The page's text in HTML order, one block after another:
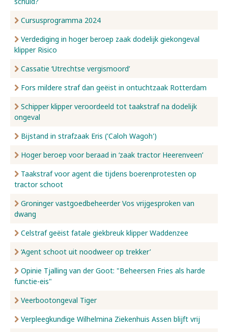
Cursusprogramma 2024
Verdediging in hoger beroep zaak dodelijk giekongeval
klipper Risico
Cassatie ‘Utrechtse vergismoord’
Fors mildere straf dan geëist in ontuchtzaak Rotterdam
Schipper klipper veroordeeld tot taakstraf na dodelijk
ongeval
Bijstand in strafzaak Eris ('Caloh Wagoh')
Hoger beroep voor beraad in ‘zaak tractor Heerenveen’
Taakstraf voor agent die tijdens boerenprotesten op
tractor schoot
Groninger vastgoedbeheerder Vos vrijgesproken van
dwang
Celstraf geëist fatale giekbreuk klipper Waddenzee
‘Agent schoot uit noodweer op trekker’
Opinie Tjalling van der Goot: "Beheersen Fries als harde
functie-eis"
Veerbootongeval Tiger
Verpleegkundige Wilhelmina Ziekenhuis Assen blijft vrij